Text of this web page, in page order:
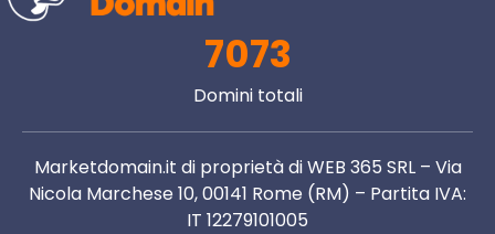
7073
Domini totali
Marketdomain.it di proprietà di WEB 365 SRL – Via
Nicola Marchese 10, 00141 Rome (RM) – Partita IVA:
IT 12279101005